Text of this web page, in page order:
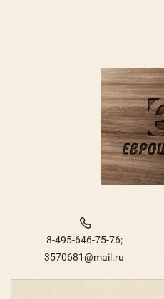
8-495-646-75-76;
3570681@mail.ru